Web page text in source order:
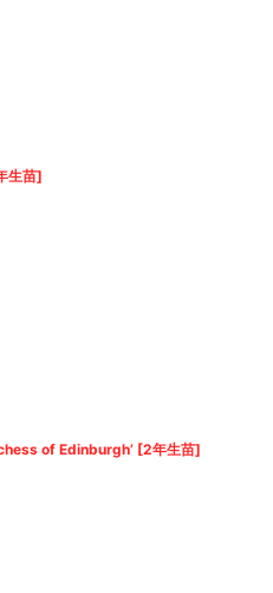
生苗]
of Edinburgh’ [2年生苗]